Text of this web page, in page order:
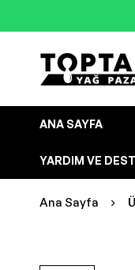
ANA SAYFA
YARDIM VE
Ana Sayfa